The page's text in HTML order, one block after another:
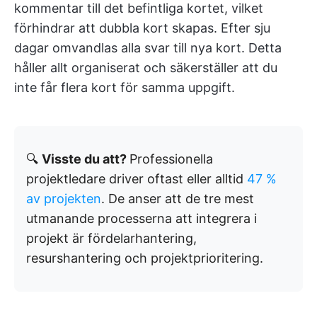
kommentar till det befintliga kortet, vilket
förhindrar att dubbla kort skapas. Efter sju
dagar omvandlas alla svar till nya kort. Detta
håller allt organiserat och säkerställer att du
inte får flera kort för samma uppgift.
🔍 Visste du att? Professionella
projektledare driver oftast eller alltid 47 %
av projekten. De anser att de tre mest
utmanande processerna att integrera i
projekt är fördelarhantering,
resurshantering och projektprioritering.